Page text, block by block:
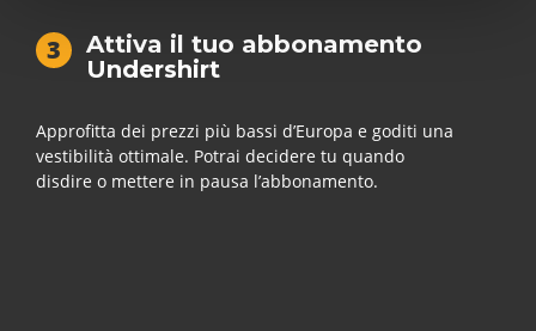
3
Attiva il tuo abbonamento
Undershirt
Approfitta dei prezzi più bassi d’Europa e goditi una
vestibilità ottimale. Potrai decidere tu quando
disdire o mettere in pausa l’abbonamento.